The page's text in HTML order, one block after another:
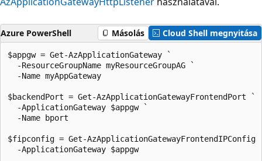
Azure PowerShell Másolás Cloud Shell megnyitása
$appgw = Get-AzApplicationGateway `
  -ResourceGroupName myResourceGroupAG `
  -Name myAppGateway
$backendPort = Get-AzApplicationGatewayFrontendPort `
  -ApplicationGateway $appgw `
  -Name bport
$fipconfig = Get-AzApplicationGatewayFrontendIPConfig
  -ApplicationGateway $appgw